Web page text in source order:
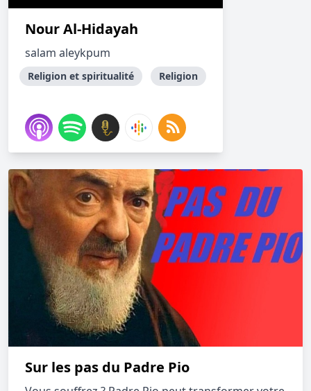
Nour Al-Hidayah
salam aleykpum
Religion et spiritualité Religion
Sur les pas du Padre Pio